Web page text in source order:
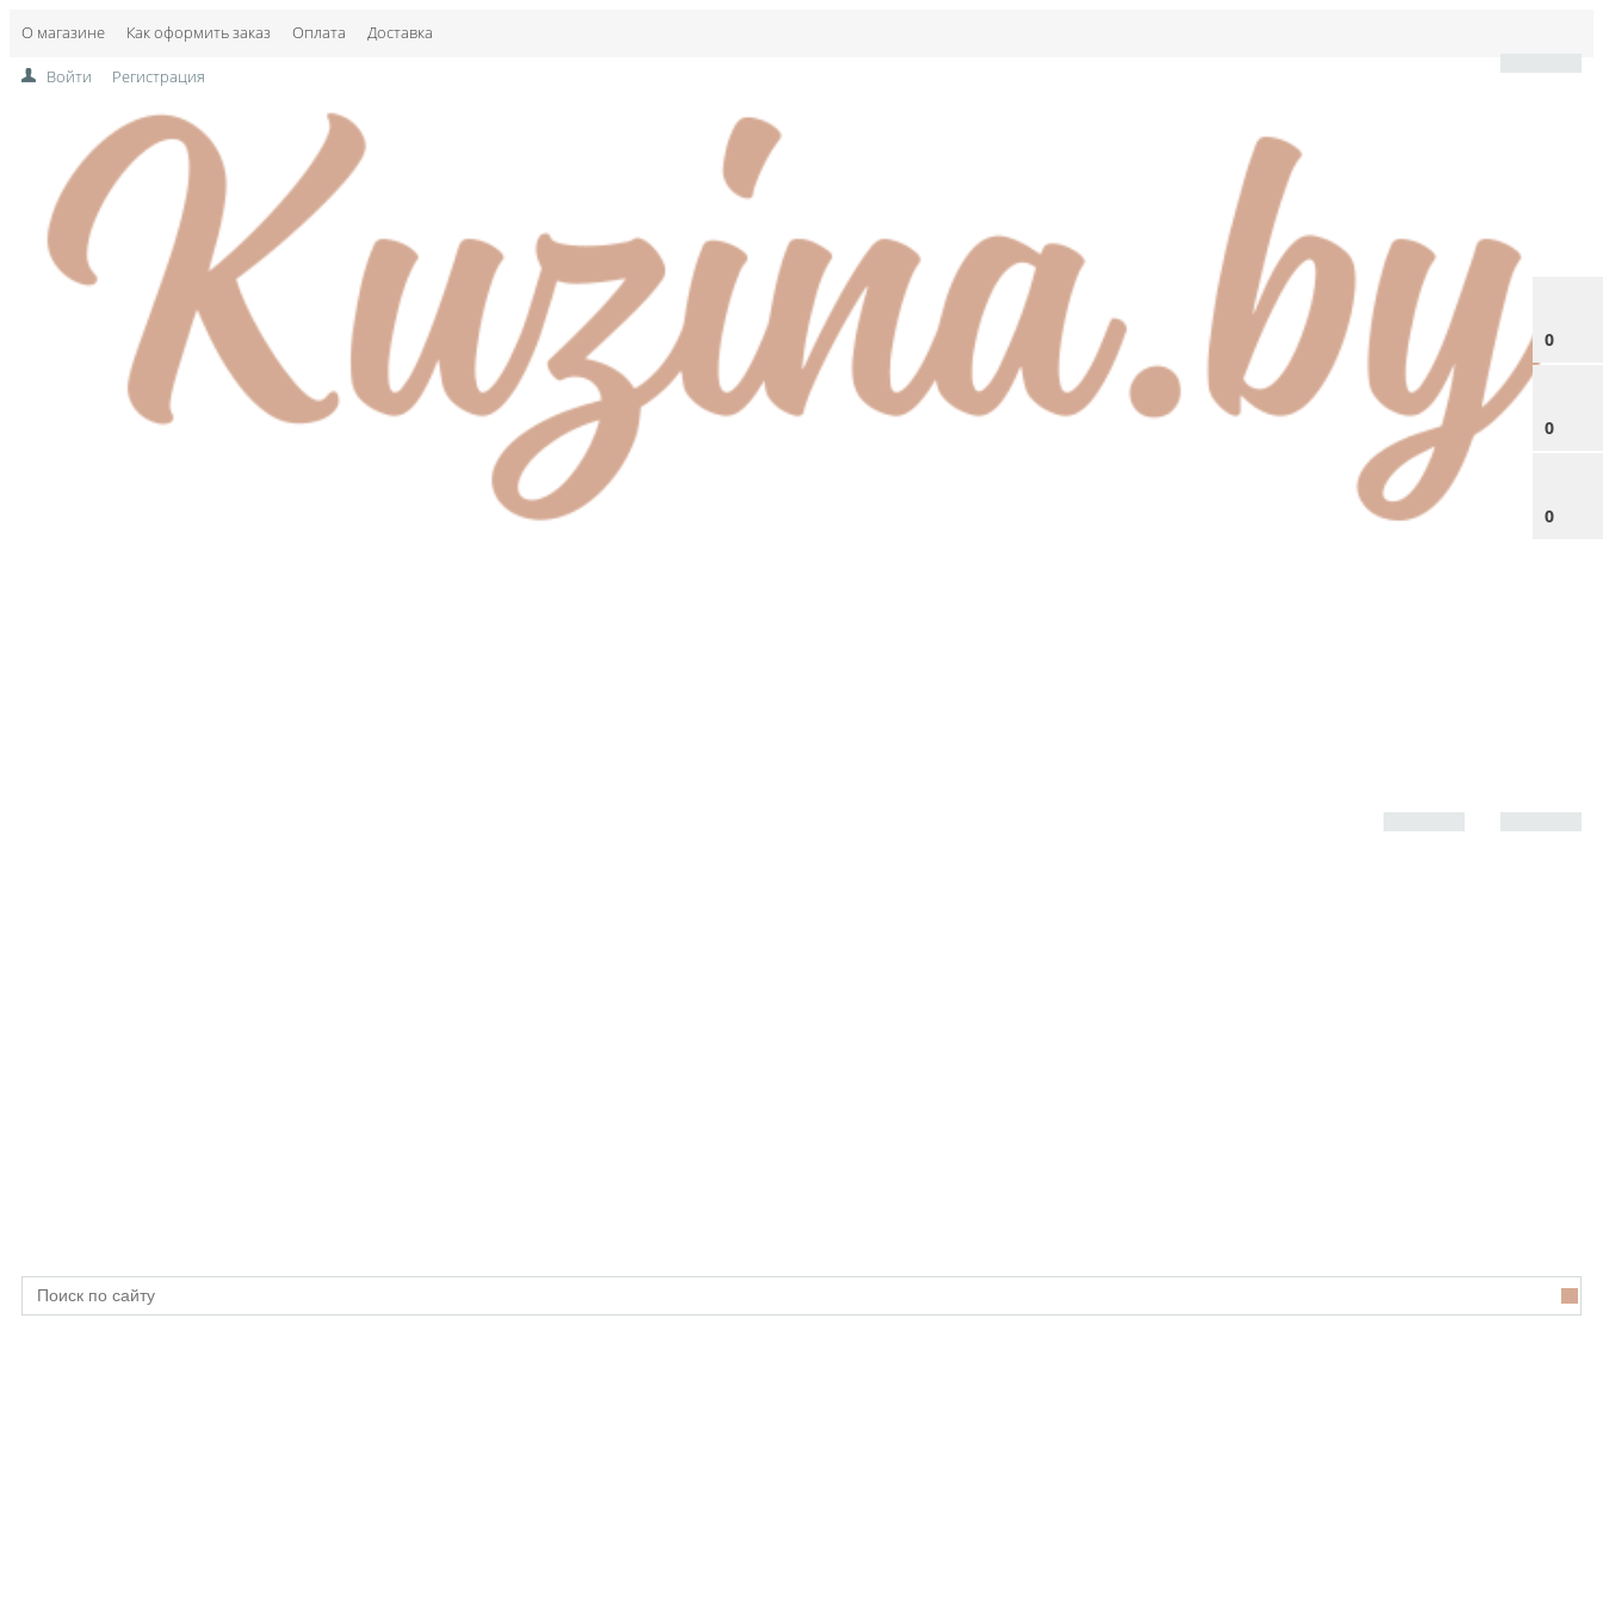
О магазине Как оформить заказ Оплата Доставка
0
0
0
Войти Регистрация